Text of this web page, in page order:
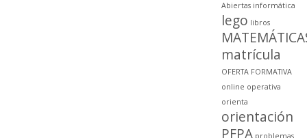
Abiertas informática
lego libros
matrícula
OFERTA FORMATIVA
online operativa
orienta
orientación
PFPA